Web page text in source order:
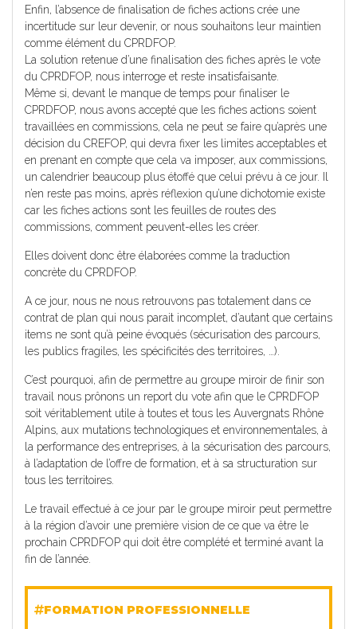
Enfin, l’absence de finalisation de fiches actions crée une
incertitude sur leur devenir, or nous souhaitons leur maintien
comme élément du CPRDFOP.
La solution retenue d’une finalisation des fiches après le vote
du CPRDFOP, nous interroge et reste insatisfaisante.
Même si, devant le manque de temps pour finaliser le
CPRDFOP, nous avons accepté que les fiches actions soient
travaillées en commissions, cela ne peut se faire qu’après une
décision du CREFOP, qui devra fixer les limites acceptables et
en prenant en compte que cela va imposer, aux commissions,
un calendrier beaucoup plus étoffé que celui prévu à ce jour. Il
n’en reste pas moins, après réflexion qu’une dichotomie existe
car les fiches actions sont les feuilles de routes des
commissions, comment peuvent-elles les créer.
Elles doivent donc être élaborées comme la traduction
concrète du CPRDFOP.
A ce jour, nous ne nous retrouvons pas totalement dans ce
contrat de plan qui nous parait incomplet, d’autant que certains
items ne sont qu’à peine évoqués (sécurisation des parcours,
les publics fragiles, les spécificités des territoires, …).
C’est pourquoi, afin de permettre au groupe miroir de finir son
travail nous prônons un report du vote afin que le CPRDFOP
soit véritablement utile à toutes et tous les Auvergnats Rhône
Alpins, aux mutations technologiques et environnementales, à
la performance des entreprises, à la sécurisation des parcours,
à l’adaptation de l’offre de formation, et à sa structuration sur
tous les territoires.
Le travail effectué à ce jour par le groupe miroir peut permettre
à la région d’avoir une première vision de ce que va être le
prochain CPRDFOP qui doit être complété et terminé avant la
fin de l’année.
FORMATION PROFESSIONNELLE